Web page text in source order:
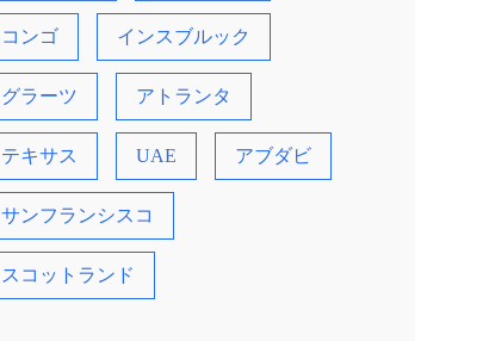
コンゴ インスブルック
グラーツ アトランタ
テキサス UAE アブダビ
サンフランシスコ
スコットランド